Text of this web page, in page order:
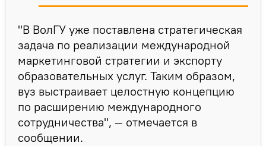
"В ВолГУ уже поставлена стратегическая
задача по реализации международной
маркетинговой стратегии и экспорту
образовательных услуг. Таким образом,
вуз выстраивает целостную концепцию
по расширению международного
сотрудничества", — отмечается в
сообщении.